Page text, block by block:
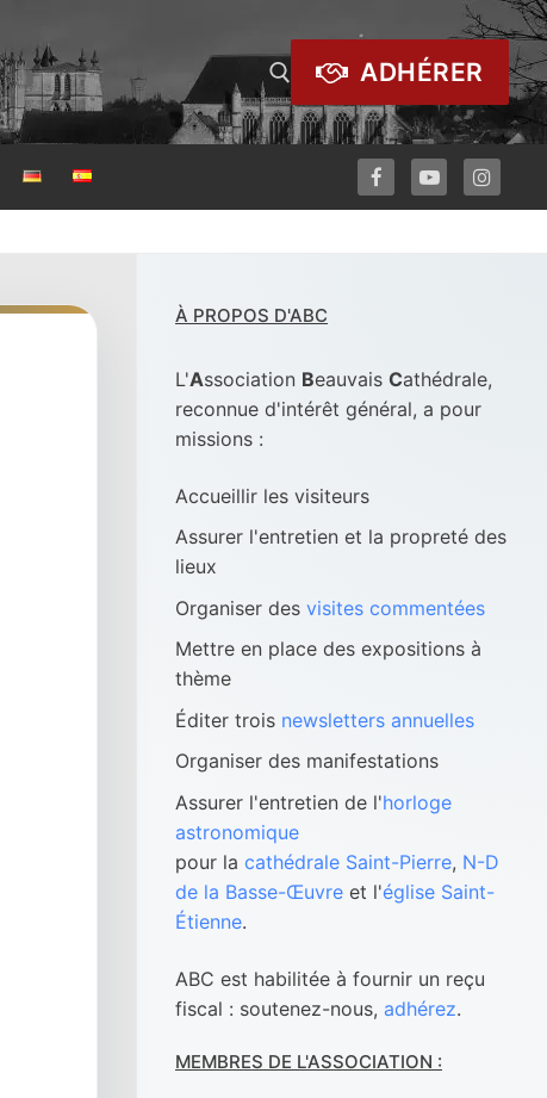
ADHÉRER
À PROPOS D'ABC
L'Association Beauvais Cathédrale,
reconnue d'intérêt général, a pour
missions :
Accueillir les visiteurs
Assurer l'entretien et la propreté des
lieux
Organiser des visites commentées
Mettre en place des expositions à
thème
Éditer trois newsletters annuelles
Organiser des manifestations
Assurer l'entretien de l'horloge
astronomique
pour la cathédrale Saint-Pierre, N-D
de la Basse-Œuvre et l'église Saint-
Étienne.
ABC est habilitée à fournir un reçu
fiscal : soutenez-nous, adhérez.
MEMBRES DE L'ASSOCIATION :